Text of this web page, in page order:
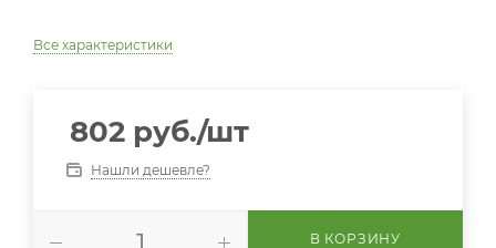
Все характеристики
802 руб./шт
Нашли дешевле?
В КОРЗИНУ